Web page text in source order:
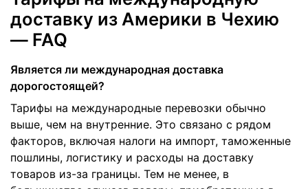
доставку из Америки в Чехию
— FAQ
Является ли международная доставка
дорогостоящей?
Тарифы на международные перевозки обычно
выше, чем на внутренние. Это связано с рядом
факторов, включая налоги на импорт, таможенные
пошлины, логистику и расходы на доставку
товаров из-за границы. Тем не менее, в